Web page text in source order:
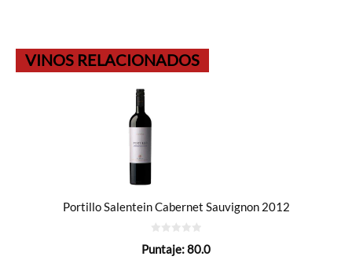
VINOS RELACIONADOS
Portillo Salentein Cabernet Sauvignon 2012
de
Puntaje:80.0